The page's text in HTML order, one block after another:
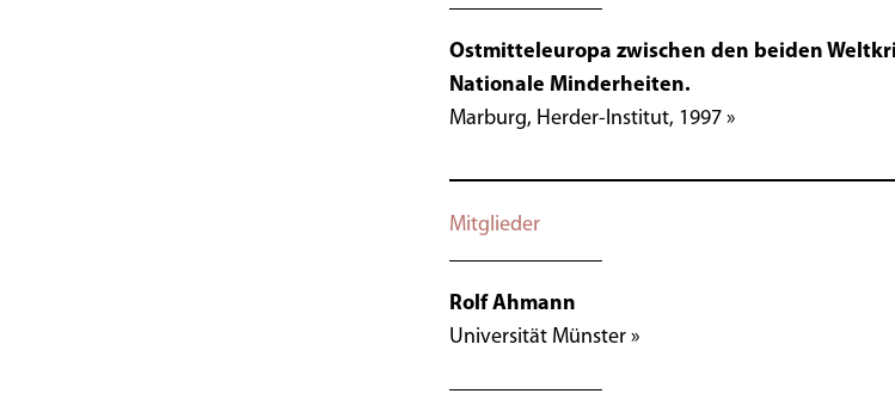
Ostmitteleuropa zwischen den beiden
Nationale Minderheiten.
Marburg, Herder-Institut, 1997 »
Mitglieder
Rolf Ahmann
Universität Münster »